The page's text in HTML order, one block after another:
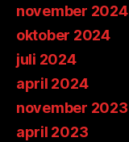
november 2024
oktober 2024
juli 2024
april 2024
november 2023
april 2023